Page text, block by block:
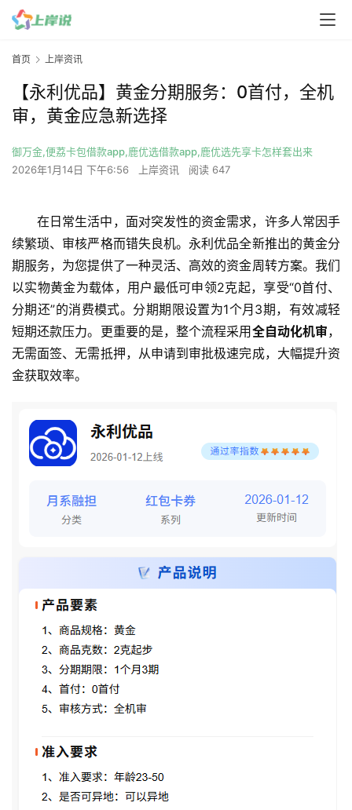
首页 上岸资讯
【永利优品】黄金分期服务：0首付，全机
审，黄金应急新选择
御万金,便荔卡包借款app,鹿优选借款app,鹿优选先享卡怎样套出来
2026年1月14日 下午6:56
上岸资讯 阅读 647
在日常生活中，面对突发性的资金需求，许多人常因手
续繁琐、审核严格而错失良机。永利优品全新推出的黄金分
期服务，为您提供了一种灵活、高效的资金周转方案。我们
以实物黄金为载体，用户最低可申领2克起，享受“0首付、
分期还”的消费模式。分期期限设置为1个月3期，有效减轻
短期还款压力。更重要的是，整个流程采用 全自动化机审，
无需面签、无需抵押，从申请到审批极速完成，大幅提升资
金获取效率。